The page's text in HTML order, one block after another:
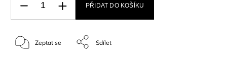
PŘIDAT DO KOŠÍKU
Zeptat se Sdílet